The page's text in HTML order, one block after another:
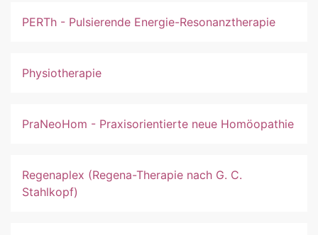
PERTh - Pulsierende Energie-Resonanztherapie
Physiotherapie
PraNeoHom - Praxisorientierte neue Homöopathie
Regenaplex (Regena-Therapie nach G. C.
Stahlkopf)